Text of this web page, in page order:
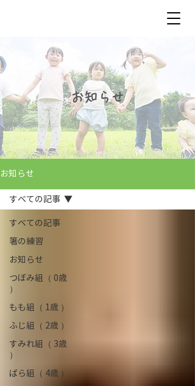
お知らせ
お知らせ
すべての記事
箸の練習
お知らせ
つぼみ組（ 0歳
）
もも組（ 1歳 ）
ふじ組（ 2歳 ）
すみれ組（ 3歳
）
ばら組（ 4歳 ）
すべての記事